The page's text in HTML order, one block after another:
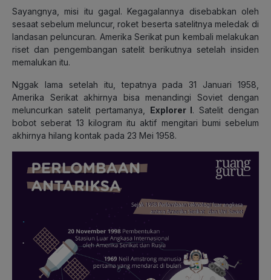
Sayangnya, misi itu gagal. Kegagalannya disebabkan oleh
sesaat sebelum meluncur, roket beserta satelitnya meledak di
landasan peluncuran. Amerika Serikat pun kembali melakukan
riset dan pengembangan satelit berikutnya setelah insiden
memalukan itu.
Nggak lama setelah itu, tepatnya pada 31 Januari 1958,
Amerika Serikat akhirnya bisa menandingi Soviet dengan
meluncurkan satelit pertamanya, Explorer I. Satelit dengan
bobot seberat 13 kilogram itu aktif mengitari bumi sebelum
akhirnya hilang kontak pada 23 Mei 1958.